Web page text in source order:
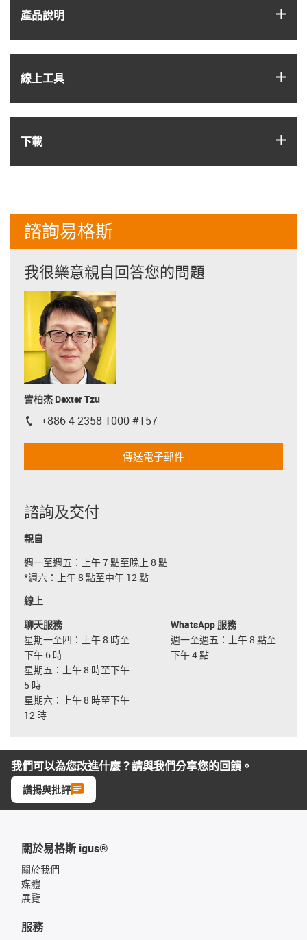
產品說明
線上工具
下載
諮詢易格斯
我很樂意親自回答您的問題
訾柏杰 Dexter Tzu
igus-icon-phone
+886 4 2358 1000 #157
傳送電子郵件
諮詢及交付
親自
週一至週五：上午 7 點至晚上 8 點
*週六：上午 8 點至中午 12 點
線上
聊天服務
星期一至四：上午 8 時至
下午 6 時
星期五：上午 8 時至下午
5 時
星期六：上午 8 時至下午
12 時
WhatsApp 服務
週一至週五：上午 8 點至
下午 4 點
我們可以為您改進什麼？請與我們分享您的回饋。
讚揚與批評
關於易格斯 igus®
關於我們
媒體
展覽
服務